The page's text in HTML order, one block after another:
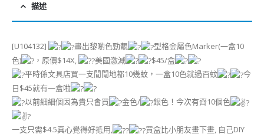
描述
[U104132] 畫出黎啲色勁靚
型格金屬色Marker(一盒10
色)
，原價$14X, 美國激減
$45/盒
平時係文具店買一支閒閒地都10幾蚊，一盒10色就過百蚊
今
日$45就有一盒啦
以前細細個因為貴只會買
金色/ 銀色！今次有齊10個色
一支只需$4.5真心覺得好抵用,
買盒比小朋友畫下畫, 自己DIY